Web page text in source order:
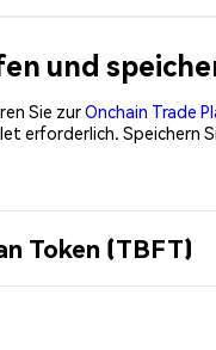
und
Sie zurOnchain Trade
erforderlich. Speichern
Token (TBFT)